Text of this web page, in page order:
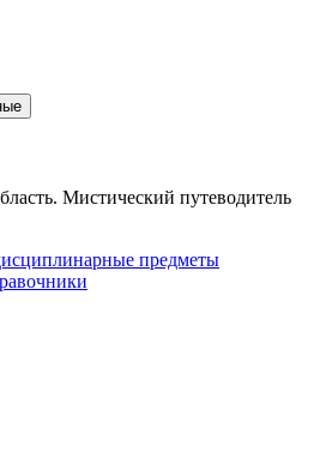
предметы